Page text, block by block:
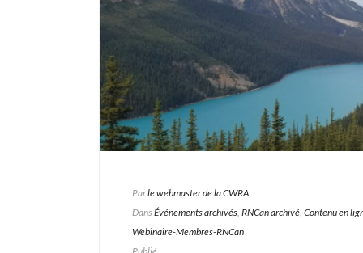
Parle webmaster de la CWRA
DansÉvénements archivés RNCan archivé Contenu en
Webinaire-Membres-RNCan